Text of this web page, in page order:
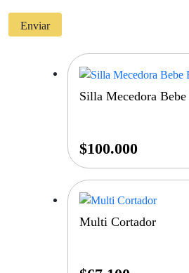
Silla Mecedora
$100.000
Multi Cortador